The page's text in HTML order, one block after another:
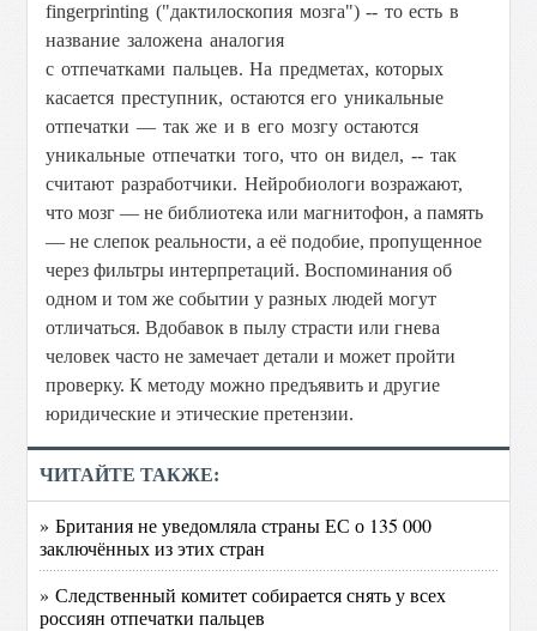
fingerprinting ("дактилоскопия мозга") -- то есть в
название заложена аналогия
с отпечатками пальцев. На предметах, которых
касается преступник, остаются его уникальные
отпечатки — так же и в его мозгу остаются
уникальные отпечатки того, что он видел, -- так
считают разработчики. Нейробиологи возражают,
что мозг — не библиотека или магнитофон, а память
— не слепок реальности, а её подобие, пропущенное
через фильтры интерпретаций. Воспоминания об
одном и том же событии у разных людей могут
отличаться. Вдобавок в пылу страсти или гнева
человек часто не замечает детали и может пройти
проверку. К методу можно предъявить и другие
юридические и этические претензии.
ЧИТАЙТЕ ТАКЖЕ:
» Британия не уведомляла страны ЕС о 135 000
заключённых из этих стран
» Следственный комитет собирается снять у всех
россиян отпечатки пальцев